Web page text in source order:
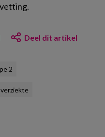
Deel dit artikel
2